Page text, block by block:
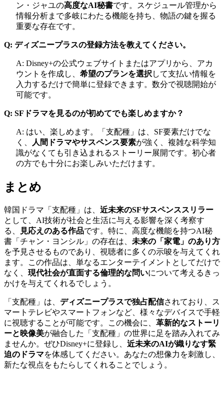
ン・ジャユの高度なAI秘書です。スケジュール管理から
情報分析まで多岐にわたる機能を持ち、物語の鍵を握る
重要な存在です。
Q: ディズニープラスの登録方法を教えてください。
A: Disney+の公式ウェブサイトまたはアプリから、アカ
ウントを作成し、 希望のプランを選択 して支払い情報を
入力するだけで簡単に登録できます。数分で視聴開始が
可能です。
Q: SFドラマを見るのが初めてでも楽しめますか？
A: はい、楽しめます。「支配種」は、SF要素だけでな
く、
人間ドラマやサスペンス要素が強く、複雑な科学知
識がなくても引き込まれるストーリー展開です。初心者
の方でも十分にお楽しみいただけます。
まとめ
韓国ドラマ「支配種」は、 近未来のSFサスペンススリラー
として、AI技術が社会と生活に与える影響を深く考察す
る、
見応えのある作品です。特に、高度な機能を持つAI秘
書「チャン・ヨンシル」の存在は、 未来の「家電」のあり方
を予見させるものであり、視聴者に多くの示唆を与えてくれ
ます。この作品は、単なるエンターテイメントとしてだけで
なく、 現代社会が直面する倫理的な問いについて考えるきっ
かけを与えてくれるでしょう。
「支配種」は、 ディズニープラスで独占配信されており、ス
マートテレビやスマートフォンなど、様々なデバイスで手軽
に視聴することが可能です。この機会に、 革新的なストーリ
ーと映像美が融合した「支配種」の世界に足を踏み入れてみ
ませんか。ぜひDisney+に登録し、 近未来のAIが織りなす緊
迫のドラマを体感してください。あなたの想像力を刺激し、
新たな視点をもたらしてくれることでしょう。